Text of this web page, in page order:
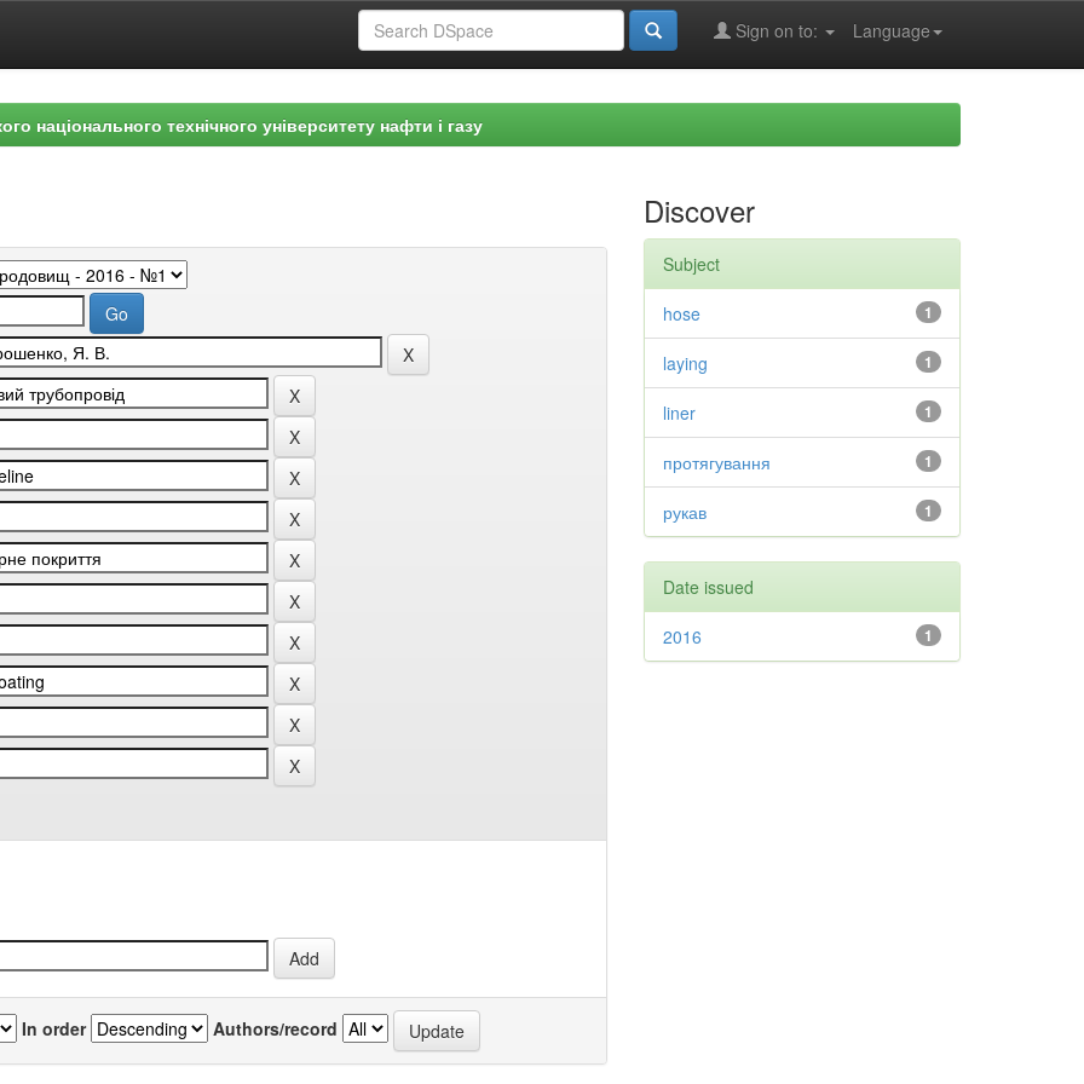
Language
Sign on to:
національного технічного університету нафти і газу
In order Authors/record
Discover
Subject
1
hose
1
laying
1
liner
1
протягування
1
рукав
Date issued
1
2016